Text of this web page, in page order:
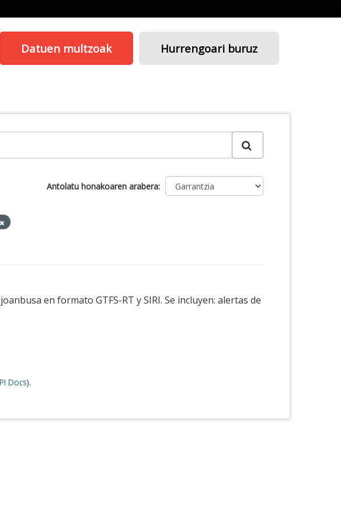
Datuen multzoak Hurrengoari buruz
Antolatu honakoaren arabera
en formato GTFS-RT y SIRI. Se incluyen: alertas de
Docs).